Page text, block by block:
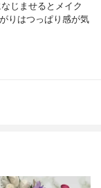
じませるとメイク
りはつっぱり感が気